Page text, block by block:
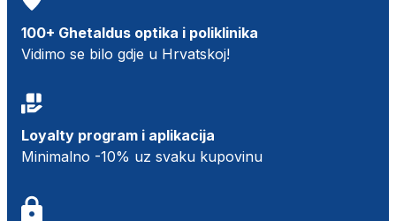
100+ Ghetaldus optika i poliklinika
Vidimo se bilo gdje u Hrvatskoj!
Loyalty program i aplikacija
Minimalno -10% uz svaku kupovinu